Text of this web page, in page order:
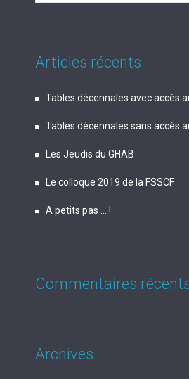
Articles récents
Tables décennales avec accès
Tables décennales sans accès
Les Jeudis du GHAB
Le colloque 2019 de la FSSCF
A petits pas … !
Commentaires
Archives